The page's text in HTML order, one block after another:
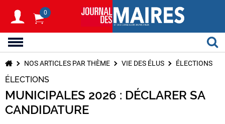
0
NOS ARTICLES PAR THÈME VIE DES ÉLUS ÉLECTIONS
ÉLECTIONS
MUNICIPALES 2026 : DÉCLARER SA
CANDIDATURE